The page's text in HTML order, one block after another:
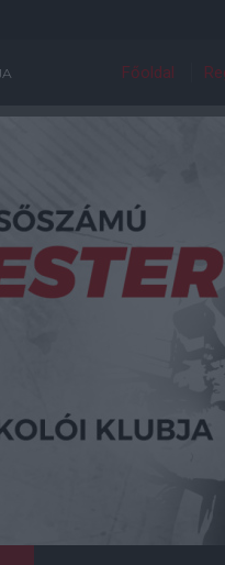
Főoldal